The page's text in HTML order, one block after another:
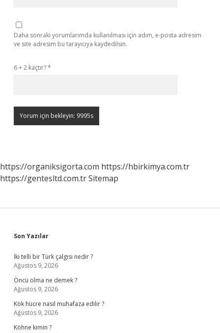
Daha sonraki yorumlarımda kullanılması için adım, e-posta adresim
ve site adresim bu tarayıcıya kaydedilsin.
6 + 2 kaçtır?*
https://organiksigorta.com https://hbirkimya.com.tr
https://gentesltd.com.trSitemap
Sidebar
Son Yazılar
İki telli bir Türk çalgısı nedir ?
Ağustos 9, 2026
Öncü olma ne demek ?
Ağustos 9, 2026
Kök hücre nasıl muhafaza edilir ?
Ağustos 9, 2026
Köhne kimin ?